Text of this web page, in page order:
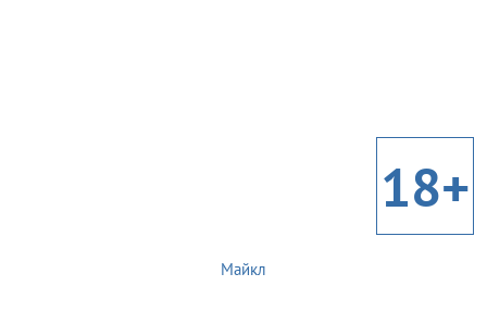
18+
Майкл